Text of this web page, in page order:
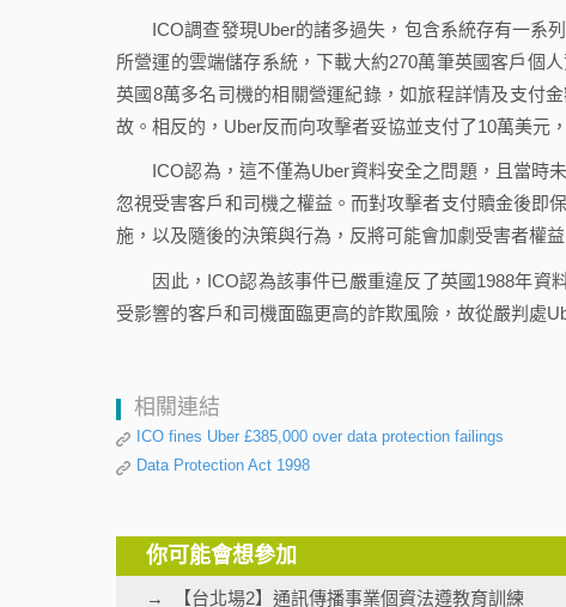
ICO調查發現Uber的諸多過失，包含系統存有一系列
所營運的雲端儲存系統，下載大約270萬筆英國客戶個
英國8萬多名司機的相關營運紀錄，如旅程詳情及支付
故。相反的，Uber反而向攻擊者妥協並支付了10萬美元
ICO認為，這不僅為Uber資料安全之問題，且當時
忽視受害客戶和司機之權益。而對攻擊者支付贖金後即
施，以及隨後的決策與行為，反將可能會加劇受害者權益
因此，ICO認為該事件已嚴重違反了英國1988年資料
受影響的客戶和司機面臨更高的詐欺風險，故從嚴判處
相關連結
ICO fines Uber £385,000 over data protection failings
Data Protection Act 1998
你可能會想參加
【台北場2】通訊傳播事業個資法遵教育訓練